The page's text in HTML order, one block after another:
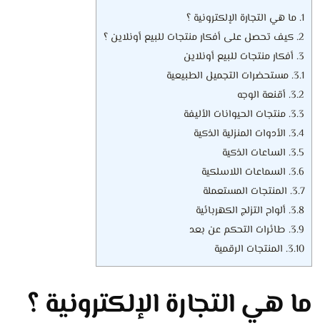
1. ما هي التجارة الإلكترونية ؟
2. كيف تحصل على أفكار منتجات للبيع أونلاين ؟
3. أفكار منتجات للبيع أونلاين
3.1. مستحضرات التجميل الطبيعية
3.2. أقنعة الوجه
3.3. منتجات الحيوانات الأليفة
3.4. الأدوات المنزلية الذكية
3.5. الساعات الذكية
3.6. السماعات اللاسلكية
3.7. المنتجات المستعملة
3.8. ألواح التزلج الكهربائية
3.9. طائرات التحكم عن بعد
3.10. المنتجات الرقمية
ما هي التجارة الإلكترونية ؟